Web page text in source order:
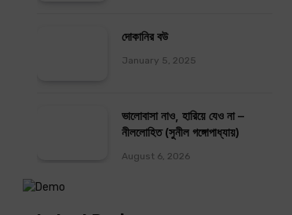
দোকানির বউ
January 5, 2025
ভালোবাসা নাও, হারিয়ে যেও না –
নীললোহিত (সুনীল গঙ্গোপাধ্যায়)
August 6, 2026